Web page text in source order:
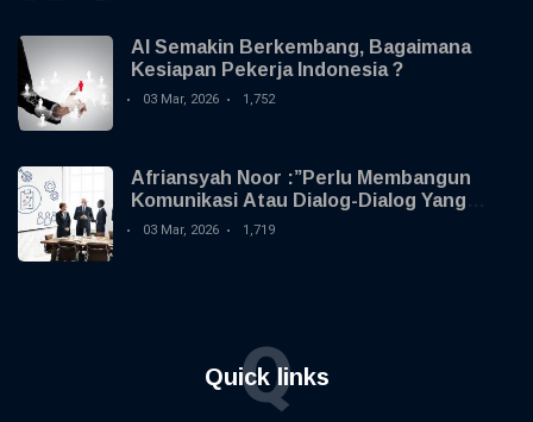
AI Semakin Berkembang, Bagaimana
Kesiapan Pekerja Indonesia ?
03 Mar, 2026 1,752
Afriansyah Noor :”Perlu Membangun
Komunikasi Atau Dialog-Dialog Yang
Membangun Dengan Serikat Pekerja
03 Mar, 2026 1,719
Quick links
Q